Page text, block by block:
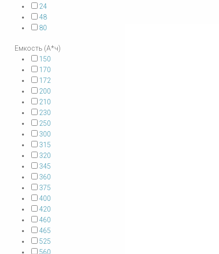
24
48
80
Емкость (А*ч)
150
170
172
200
210
230
250
300
315
320
345
360
375
400
420
460
465
525
560